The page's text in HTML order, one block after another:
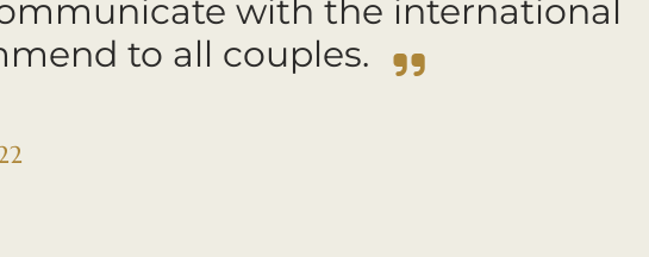
with the international
to all couples.